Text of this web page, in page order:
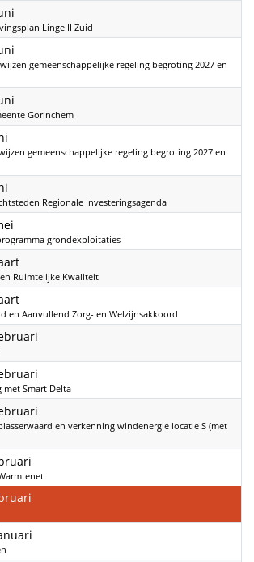
Linge II Zuid
gemeenschappelijke regeling begroting 2027 en
Gorinchem
gemeenschappelijke regeling begroting 2027 en
Regionale Investeringsagenda
grondexploitaties
2026
Ruimtelijke Kwaliteit
2026
en Aanvullend Zorg- en Welzijnsakkoord
met Smart Delta
en verkenning windenergie locatie S (met